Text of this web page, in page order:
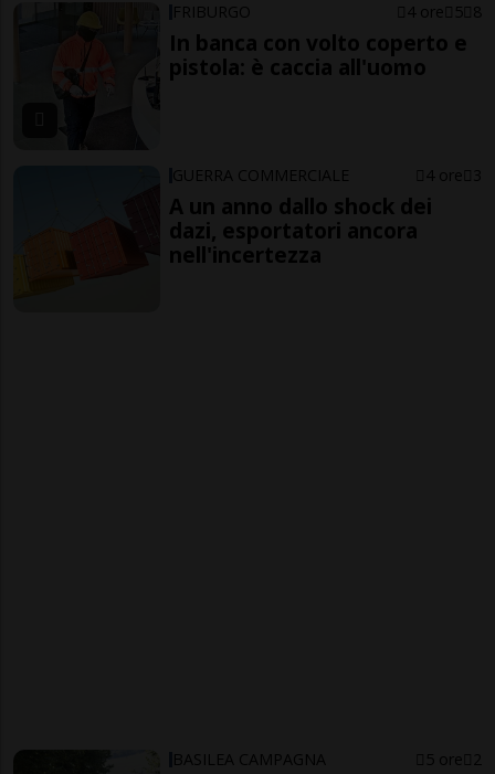
FRIBURGO 4 ore 5 8
In banca con volto coperto e
pistola: è caccia all'uomo
GUERRA COMMERCIALE 4 ore 3
A un anno dallo shock dei
dazi, esportatori ancora
nell'incertezza
BASILEA CAMPAGNA 5 ore 2